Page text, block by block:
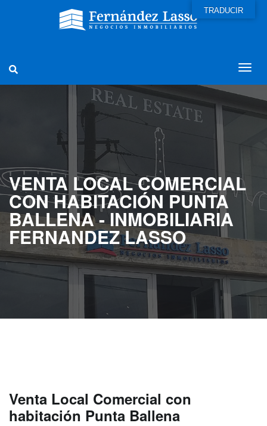
VENTA LOCAL COMERCIAL
CON HABITACIÓN PUNTA
BALLENA - INMOBILIARIA
FERNANDEZ LASSO
Venta Local Comercial con
habitación Punta Ballena
TRADUCIR